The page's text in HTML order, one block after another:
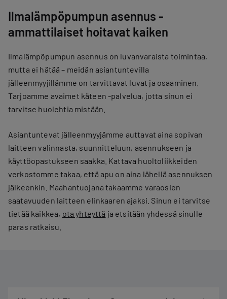
Ilmalämpöpumpun asennus -
ammattilaiset hoitavat kaiken
Ilmalämpöpumpun asennus on luvanvaraista toimintaa,
mutta ei hätää – meidän asiantuntevilla
jälleenmyyjillämme on tarvittavat luvat ja osaaminen.
Tarjoamme avaimet käteen -palvelua, jotta sinun ei
tarvitse huolehtia mistään.
Asiantuntevat jälleenmyyjämme auttavat aina sopivan
laitteen valinnasta, suunnitteluun, asennukseen ja
käyttöopastukseen saakka. Kattava huoltoliikkeiden
verkostomme takaa, että apu on aina lähellä asennuksen
jälkeenkin. Maahantuojana takaamme varaosien
saatavuuden laitteen elinkaaren ajaksi. Sinun ei tarvitse
tietää kaikkea, ota yhteyttä ja etsitään yhdessä sinulle
paras ratkaisu.